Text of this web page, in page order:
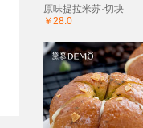
原味提拉米苏·切块
￥28.0